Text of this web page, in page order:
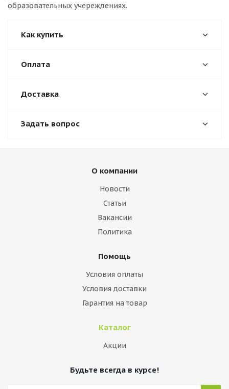
образовательных учереждениях.
Как купить
Оплата
Доставка
Задать вопрос
О компании
Новости
Статьи
Вакансии
Политика
Помощь
Условия оплаты
Условия доставки
Гарантия на товар
Каталог
Акции
Будьте всегда в курсе!